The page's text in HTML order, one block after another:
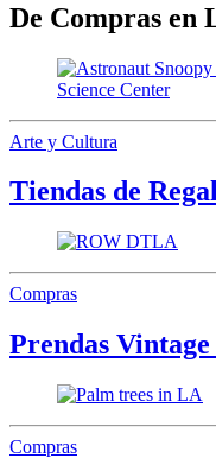
De Compras en
Arte y Cultura
Tiendas de
Compras
Prendas
Compras